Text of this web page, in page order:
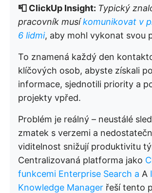
📮 ClickUp Insight: Typický
pracovník musíkomunikovat v
6 lidmi, aby mohl vykonat svou
To znamená každý den
klíčových osob, abyste získali
informace, sjednotili priority a
projekty vpřed.
Problém je reálný – neustálé
zmatek s verzemi a
viditelnost snižují produktivitu
Centralizovaná platforma jako
funkcemi Enterprise Search a A I
Knowledge Manager řeší tento